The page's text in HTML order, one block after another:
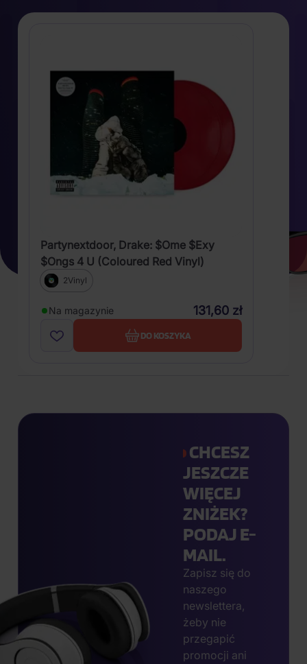
Partynextdoor, Drake: $Ome $Exy
$Ongs 4 U (Coloured Red Vinyl)
2Vinyl
Na magazynie 131,60 zł
DO KOSZYKA
CHCESZ
JESZCZE
WIĘCEJ
ZNIŻEK?
PODAJ E-
MAIL.
Zapisz się do
naszego
newslettera,
żeby nie
przegapić
promocji ani